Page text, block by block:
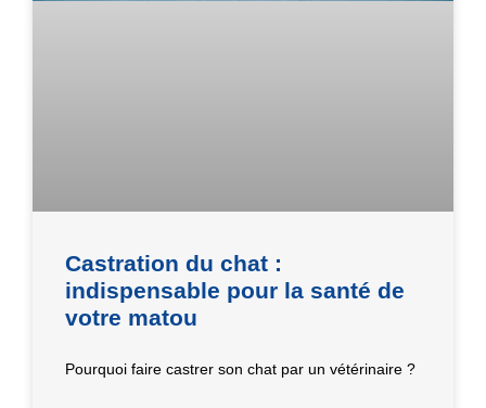
Castration du chat :
indispensable pour la santé de
votre matou
Pourquoi faire castrer son chat par un vétérinaire ?